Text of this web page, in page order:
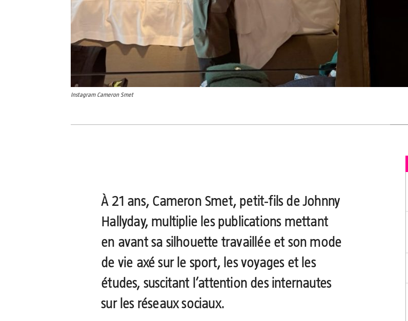
Instagram Cameron Smet
À 21 ans, Cameron Smet, petit‑fils de Johnny
Hallyday, multiplie les publications mettant
en avant sa silhouette travaillée et son mode
de vie axé sur le sport, les voyages et les
études, suscitant l’attention des internautes
sur les réseaux sociaux.